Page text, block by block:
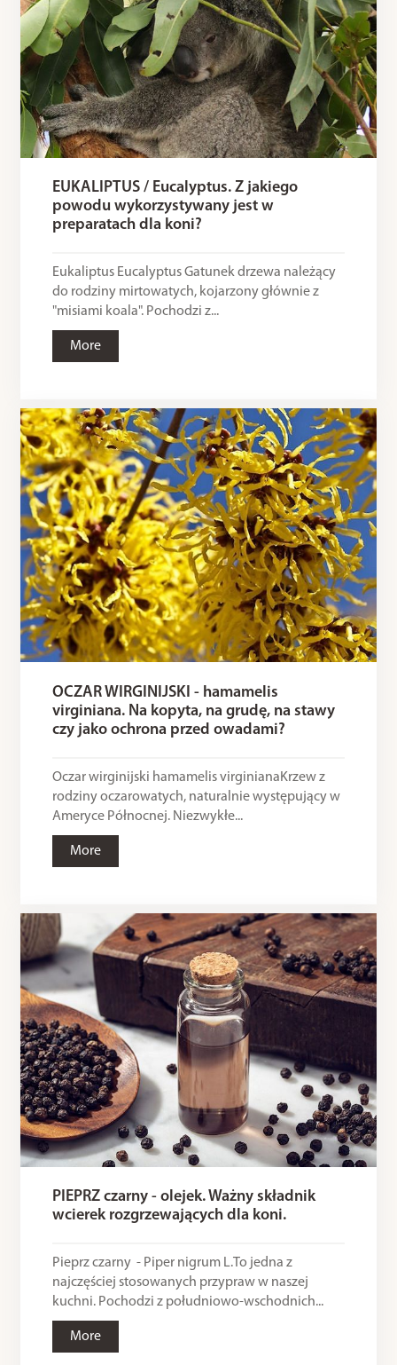
EUKALIPTUS / Eucalyptus. Z jakiego
powodu wykorzystywany jest w
preparatach dla koni?
Eukaliptus Eucalyptus Gatunek drzewa należący
do rodziny mirtowatych, kojarzony głównie z
"misiami koala". Pochodzi z...
More
OCZAR WIRGINIJSKI - hamamelis
virginiana. Na kopyta, na grudę, na stawy
czy jako ochrona przed owadami?
Oczar wirginijski hamamelis virginianaKrzew z
rodziny oczarowatych, naturalnie występujący w
Ameryce Północnej. Niezwykłe...
More
PIEPRZ czarny - olejek. Ważny składnik
wcierek rozgrzewających dla koni.
Pieprz czarny - Piper nigrum L.To jedna z
najczęściej stosowanych przypraw w naszej
kuchni. Pochodzi z południowo-wschodnich...
More